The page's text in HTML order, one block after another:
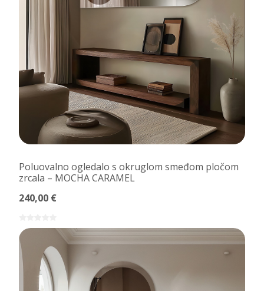
Poluovalno ogledalo s okruglom smeđom pločom
zrcala – MOCHA CARAMEL
240,00 €